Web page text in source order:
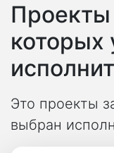
которых
Это проекты
выбран